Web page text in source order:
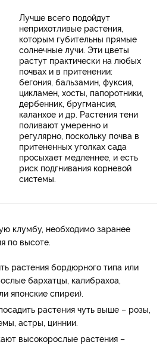
Лучше всего подойдут
неприхотливые растения,
которым губительны прямые
солнечные лучи. Эти цветы
растут практически на любых
почвах и в притенении:
бегония, бальзамин, фуксия,
цикламен, хосты, папоротники,
дербенник, бругмансия,
каланхое и др. Растения тени
поливают умеренно и
регулярно, поскольку почва в
притененных уголках сада
просыхает медленнее, и есть
риск подгнивания корневой
системы.
клумбу, необходимо заранее
по высоте.
растения бордюрного типа или
бархатцы, калибрахоа,
японские спиреи).
растения чуть выше – розы,
астры, циннии.
высокорослые растения –